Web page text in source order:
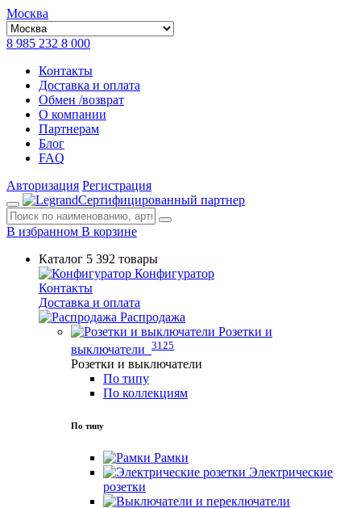
Москва
8 985 232 8 000
Контакты
Доставка и оплата
Обмен /возврат
О компании
Партнерам
Блог
FAQ
Авторизация Регистрация
Сертифицированный партнер
В избранном В корзине
Каталог 5 392 товары
Конфигуратор
Контакты
Доставка и оплата
Распродажа
Розетки и
выключатели 3125
Розетки и выключатели
По типу
По коллекциям
По типу
Рамки
Электрические
розетки